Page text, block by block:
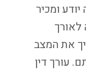
ומכיר
את המצב
עורך דין